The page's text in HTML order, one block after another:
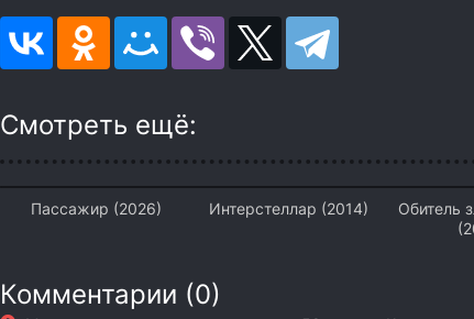
Смотреть ещё:
Пассажир (2026) Интерстеллар (2014)
Обитель
Комментарии (0)